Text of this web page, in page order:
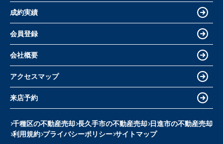
成約実績
会員登録
会社概要
アクセスマップ
来店予約
千種区の不動産売却 長久手市の不動産売却 日進市の不動産売却
利用規約 プライバシーポリシー サイトマップ